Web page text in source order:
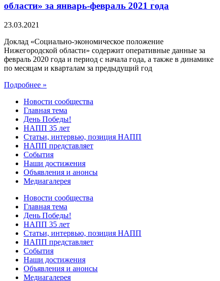
области» за январь-февраль 2021 года
23.03.2021
Доклад «Социально-экономическое положение
Нижегородской области» содержит оперативные данные за
февраль 2020 года и период с начала года, а также в динамике
по месяцам и кварталам за предыдущий год
Подробнее »
Новости сообщества
Главная тема
День Победы!
НАПП 35 лет
Статьи, интервью, позиция НАПП
НАПП представляет
События
Наши достижения
Объявления и анонсы
Медиагалерея
Новости сообщества
Главная тема
День Победы!
НАПП 35 лет
Статьи, интервью, позиция НАПП
НАПП представляет
События
Наши достижения
Объявления и анонсы
Медиагалерея